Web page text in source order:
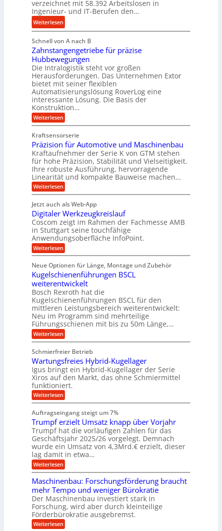
d
r
a
l
i
k
i
m
V
e
r
g
e
c
h
g
e
b
i
g
e
K
u
g
e
l
g
e
w
i
n
d
e
t
i
e
b
e
f
ü
r
r
a
u
e
U
m
g
e
b
u
n
g
e
n
s
t
e
e
r
t
U
m
s
a
t
u
n
d
A
u
f
t
r
a
g
s
e
i
g
a
n
g
verzeichnet mit 58.392 Arbeitslosen in
Ingenieur- und IT-Berufen den…
Weiterlesen:
M
e
h
r
A
r
b
e
i
t
s
l
o
s
e
,
w
e
n
i
g
e
r
S
t
e
l
l
e
n
Schnell von A nach B
Zahnstangengetriebe für präzise
Hubbewegungen
Die Intralogistik steht vor großen
Herausforderungen. Das Unternehmen Extor
bietet mit seiner flexiblen
Automatisierungslösung RoverLog eine
interessante Lösung. Die Basis der
Konstruktion…
Weiterlesen:
Z
h
n
s
t
a
n
g
e
n
e
t
r
i
e
b
e
f
r
p
r
ä
z
i
s
e
H
u
b
e
w
e
g
u
n
g
e
Kraftsensorserie
Präzision für Automotive und Maschinenbau
Kraftaufnehmer der Serie K von GTM stehen
für hohe Präzision, Stabilität und Vielseitigkeit.
Ihre robuste Ausführung, hervorragende
Linearität und kompakte Bauweise machen…
Weiterlesen:
P
ä
z
i
s
i
o
n
f
r
A
u
t
o
m
o
t
i
v
e
n
d
M
a
s
c
h
i
e
n
b
a
u
Jetzt auch als Web-App
Digitaler Werkzeugkreislauf
Coscom zeigt im Rahmen der Fachmesse AMB
in Stuttgart seine touchfähige
Anwendungsoberfläche InfoPoint.
Weiterlesen:
D
g
i
t
a
l
e
r
W
e
r
k
z
e
u
g
k
r
e
i
s
a
u
f
Neue Optionen für Länge, Montage und Zubehör
Kugelschienenführungen BSCL
weiterentwickelt
Bosch Rexroth hat die
Kugelschienenführungen BSCL für den
mittleren Leistungsbereich weiterentwickelt:
Neu im Programm sind mehrteilige
Führungsschienen mit bis zu 50m Länge,…
Weiterlesen:
K
g
e
l
s
c
h
i
e
e
n
f
ü
h
r
u
n
g
e
n
B
S
C
L
w
e
Schmierfreier Betrieb
Wartungsfreies Hybrid-Kugellager
Igus bringt ein Hybrid-Kugellager der Serie
Xiros auf den Markt, das ohne Schmiermittel
funktioniert.
Weiterlesen:
W
r
t
u
n
g
s
r
e
e
s
H
y
b
r
i
Auftragseingang steigt um 7%
Trumpf erzielt Umsatz knapp über Vorjahr
Trumpf hat die vorläufigen Zahlen für das
Geschäftsjahr 2025/26 vorgelegt. Demnach
wurde ein Umsatz von 4,3Mrd.€ erzielt, dieser
lag damit in etwa…
Weiterlesen:
T
u
m
p
f
e
r
z
Maschinenbau: Forschungsförderung braucht
mehr Tempo und weniger Bürokratie
Der Maschinenbau investiert stark in
Forschung, wird aber durch kleinteilige
Förderbürokratie ausgebremst.
Weiterlesen: